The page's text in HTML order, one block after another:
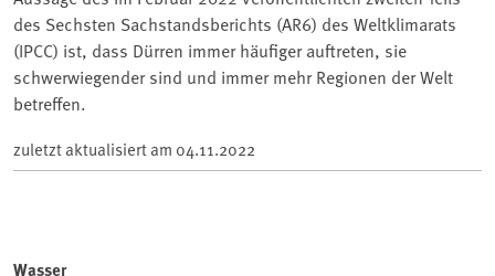
des Sechsten Sachstandsberichts (AR6) des Weltklimarats
(IPCC) ist, dass Dürren immer häufiger auftreten, sie
schwerwiegender sind und immer mehr Regionen der Welt
betreffen.
zuletzt aktualisiert am 04.11.2022
Wasser